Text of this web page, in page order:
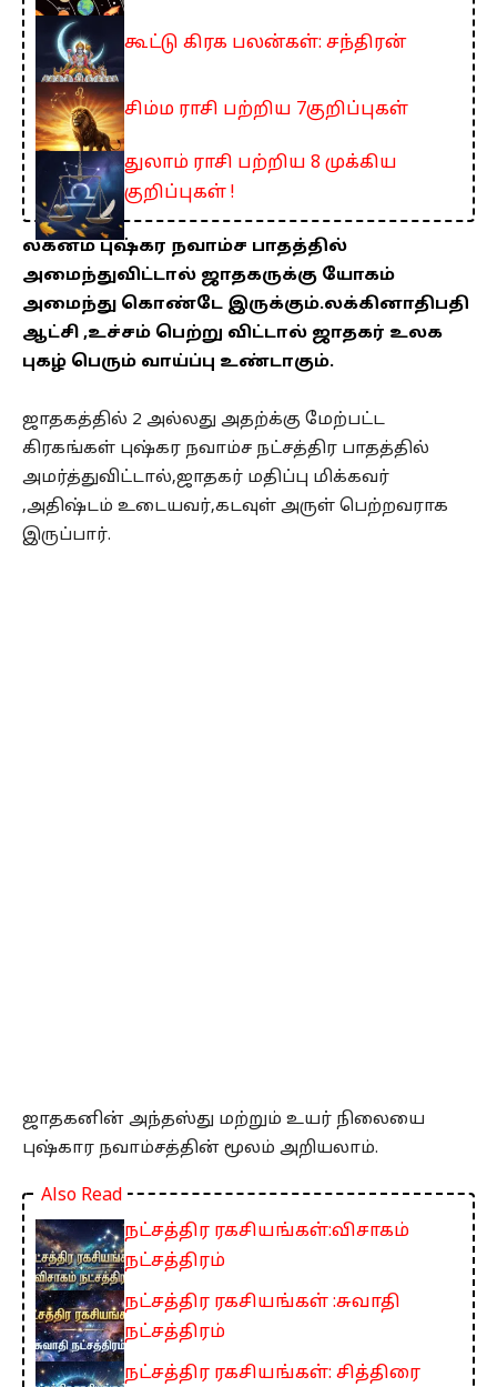
கூட்டு கிரக பலன்கள்: சந்திரன்
சிம்ம ராசி பற்றிய 7குறிப்புகள்
துலாம் ராசி பற்றிய 8 முக்கிய
குறிப்புகள் !
லக்னம் புஷ்கர நவாம்ச பாதத்தில்
அமைந்துவிட்டால் ஜாதகருக்கு யோகம்
அமைந்து கொண்டே இருக்கும்.லக்கினாதிபதி
ஆட்சி ,உச்சம் பெற்று விட்டால் ஜாதகர் உலக
புகழ் பெரும் வாய்ப்பு உண்டாகும்.
ஜாதகத்தில் 2 அல்லது அதற்க்கு மேற்பட்ட
கிரகங்கள் புஷ்கர நவாம்ச நட்சத்திர பாதத்தில்
அமர்த்துவிட்டால்,ஜாதகர் மதிப்பு மிக்கவர்
,அதிஷ்டம் உடையவர்,கடவுள் அருள் பெற்றவராக
இருப்பார்.
ஜாதகனின் அந்தஸ்து மற்றும் உயர் நிலையை
புஷ்கார நவாம்சத்தின் மூலம் அறியலாம்.
Also Read
நட்சத்திர ரகசியங்கள்:விசாகம்
நட்சத்திரம்
நட்சத்திர ரகசியங்கள் :சுவாதி
நட்சத்திரம்
நட்சத்திர ரகசியங்கள்: சித்திரை